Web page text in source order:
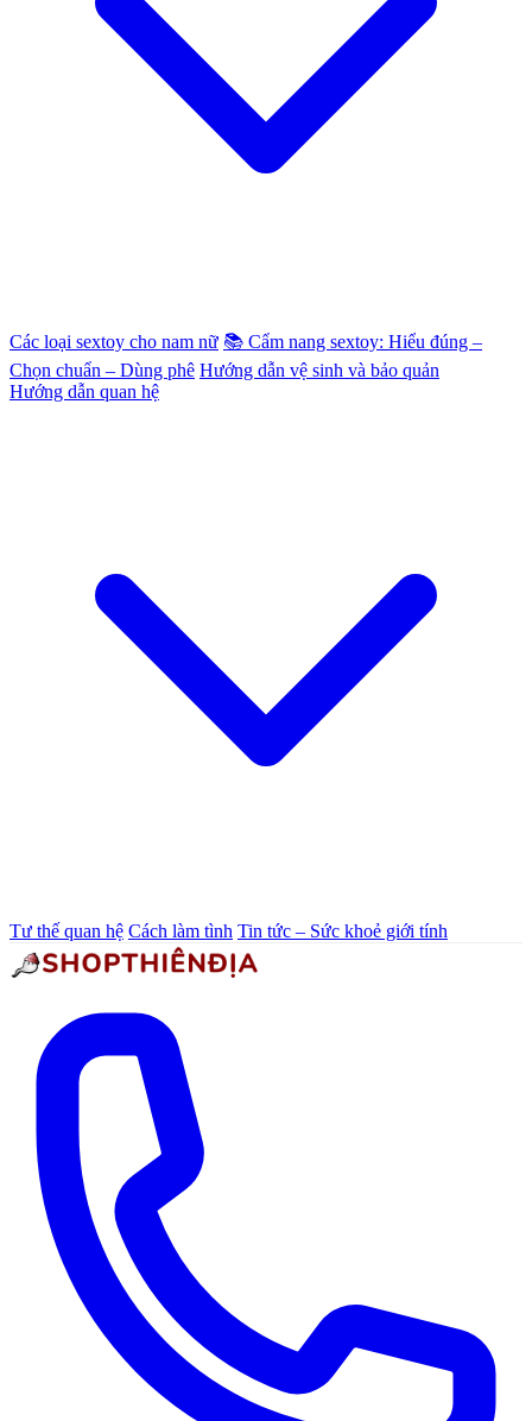
Các loại sextoy cho nam nữ 📚 Cẩm nang sextoy: Hiểu đúng –
Chọn chuẩn – Dùng phê Hướng dẫn vệ sinh và bảo quản
Hướng dẫn quan hệ
Tư thế quan hệ Cách làm tình Tin tức – Sức khoẻ giới tính